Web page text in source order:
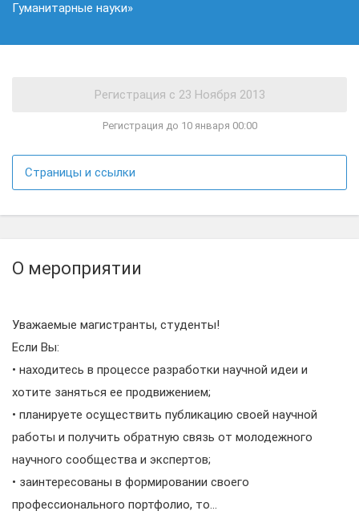
Гуманитарные науки»
Регистрация до 10 января 00:00
Страницы и ссылки
О мероприятии
Уважаемые магистранты, студенты!
Если Вы:
• находитесь в процессе разработки научной идеи и
хотите заняться ее продвижением;
• планируете осуществить публикацию своей научной
работы и получить обратную связь от молодежного
научного сообщества и экспертов;
• заинтересованы в формировании своего
профессионального портфолио, то…